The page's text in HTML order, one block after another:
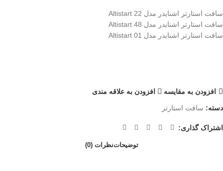
سافت استارتر اشنایدر مدل Altistart 22
سافت استارتر اشنایدر مدل Altistart 48
سافت استارتر اشنایدر مدل Altistart 01
افزودن به مقایسه افزودن به علاقه مندی
دسته: سافت استارتر
اشتراک گذاری:
توضیحاتنظرات (0)